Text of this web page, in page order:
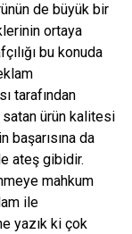
de büyük bir
ortaya
bu konuda
tarafından
satan ürün kalitesi
başarısına da
ateş gibidir.
mahkum
ile
yazık ki çok